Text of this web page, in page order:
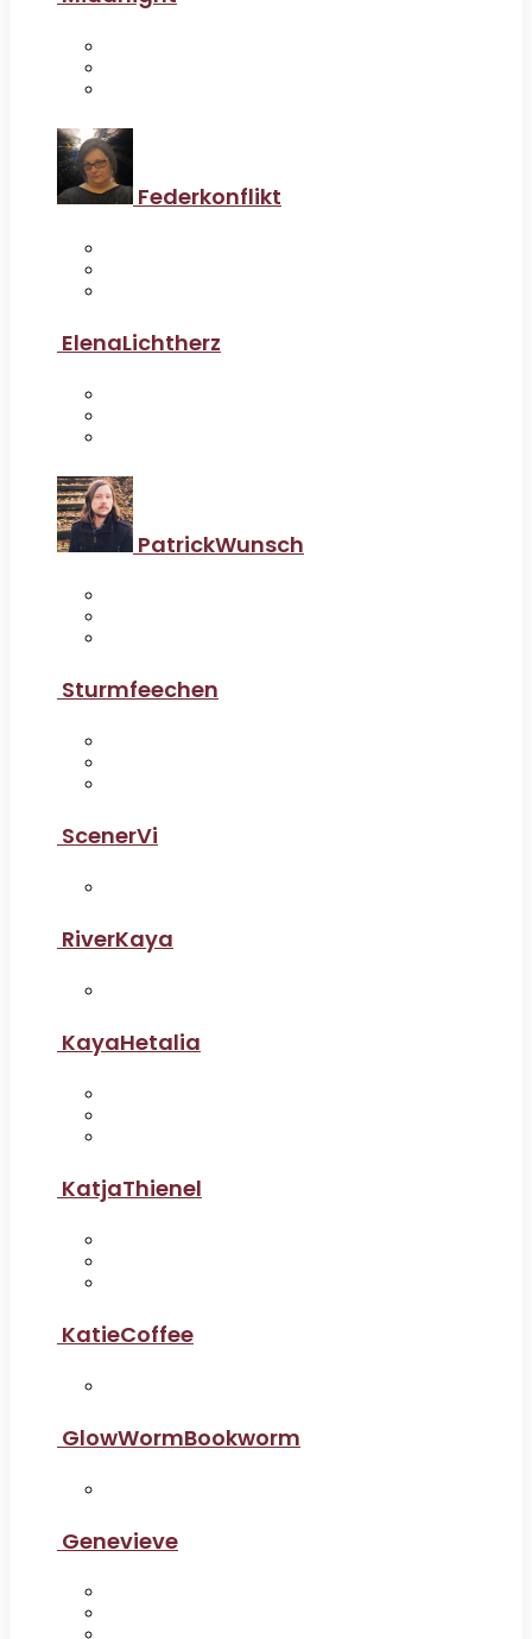
Federkonflikt
ElenaLichtherz
PatrickWunsch
Sturmfeechen
ScenerVi
RiverKaya
KayaHetalia
KatjaThienel
KatieCoffee
GlowWormBookworm
Genevieve